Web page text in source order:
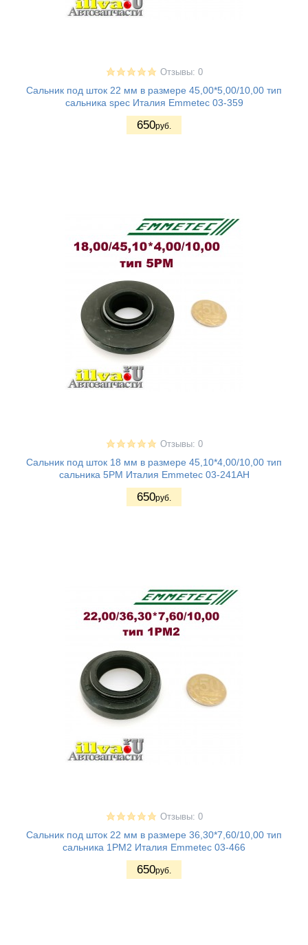
Отзывы: 0
Сальник под шток 22 мм в размере 45,00*5,00/10,00 тип
сальника spec Италия Emmetec 03-359
650руб.
Отзывы: 0
Сальник под шток 18 мм в размере 45,10*4,00/10,00 тип
сальника 5PM Италия Emmetec 03-241AH
650руб.
Отзывы: 0
Сальник под шток 22 мм в размере 36,30*7,60/10,00 тип
сальника 1PM2 Италия Emmetec 03-466
650руб.